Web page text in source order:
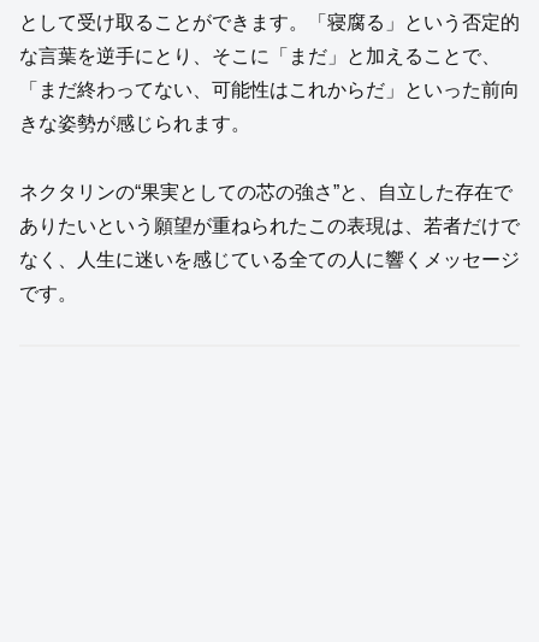
として受け取ることができます。「寝腐る」という否定的
な言葉を逆手にとり、そこに「まだ」と加えることで、
「まだ終わってない、可能性はこれからだ」といった前向
きな姿勢が感じられます。
ネクタリンの“果実としての芯の強さ”と、自立した存在で
ありたいという願望が重ねられたこの表現は、若者だけで
なく、人生に迷いを感じている全ての人に響くメッセージ
です。